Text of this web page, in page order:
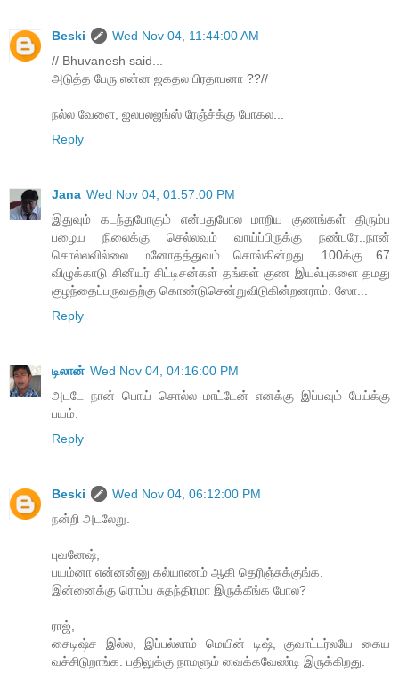
Beski
Wed Nov 04, 11:44:00 AM
// Bhuvanesh said...
அடுத்த பேரு என்ன ஜகதல பிரதாபனா ??//
நல்ல வேளை, ஜலபலஜங்ஸ் ரேஞ்ச்க்கு போகல...
Reply
Jana Wed Nov 04, 01:57:00 PM
இதுவும் கடந்துபோகும் என்பதுபோல மாறிய குணங்கள் திரும்ப
பழைய நிலைக்கு செல்லவும் வாய்ப்பிருக்கு நண்பரே..நான்
சொல்லவில்லை மனோதத்துவம் சொல்கின்றது. 100க்கு 67
விழுக்காடு சினியர் சிட்டிசன்கள் தங்கள் குண இயல்புகளை தமது
குழந்தைப்பருவதற்கு கொண்டுசென்றுவிடுகின்றனராம். ஸோ...
Reply
டிலான் Wed Nov 04, 04:16:00 PM
அடடே நான் பொய் சொல்ல மாட்டேன் எனக்கு இப்பவும் பேய்க்கு
பயம்.
Reply
Beski
Wed Nov 04, 06:12:00 PM
நன்றி அடலேறு.
புவனேஷ்,
பயம்னா என்னன்னு கல்யாணம் ஆகி தெரிஞ்சுக்குங்க.
இன்னைக்கு ரொம்ப சுதந்திரமா இருக்கீங்க போல?
ராஜ்,
சைடிஷ்ச இல்ல, இப்பல்லாம் மெயின் டிஷ், குவாட்டர்லயே கைய
வச்சிடுறாங்க. பதிலுக்கு நாமளும் வைக்கவேண்டி இருக்கிறது.